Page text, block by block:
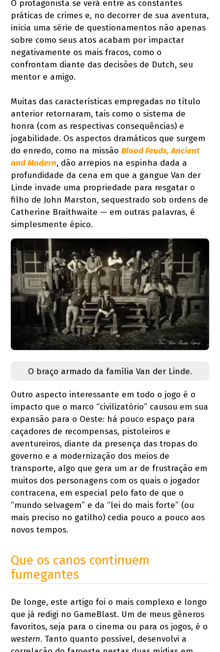
O protagonista se verá entre as constantes
práticas de crimes e, no decorrer de sua aventura,
inicia uma série de questionamentos não apenas
sobre como seus atos acabam por impactar
negativamente os mais fracos, como o
confrontam diante das decisões de Dutch, seu
mentor e amigo.
Muitas das características empregadas no título
anterior retornaram, tais como o sistema de
honra (com as respectivas consequências) e
jogabilidade. Os aspectos dramáticos que surgem
do enredo, como na missãoBlood Feuds, Ancient
and Modern, dão arrepios na espinha dada a
profundidade da cena em que a gangue Van der
Linde invade uma propriedade para resgatar o
filho de John Marston, sequestrado sob ordens de
Catherine Braithwaite — em outras palavras, é
simplesmente épico.
O braço armado da família Van der Linde.
Outro aspecto interessante em todo o jogo é o
impacto que o marco “civilizatório” causou em sua
expansão para o Oeste: há pouco espaço para
caçadores de recompensas, pistoleiros e
aventureiros, diante da presença das tropas do
governo e a modernização dos meios de
transporte, algo que gera um ar de frustração em
muitos dos personagens com os quais o jogador
contracena, em especial pelo fato de que o
“mundo selvagem” e da “lei do mais forte” (ou
mais preciso no gatilho) cedia pouco a pouco aos
novos tempos.
Que os canos continuem
fumegantes
De longe, este artigo foi o mais complexo e longo
que já redigi no GameBlast. Um de meus gêneros
favoritos, seja para o cinema ou para os jogos, é o
western. Tanto quanto possível, desenvolvi a